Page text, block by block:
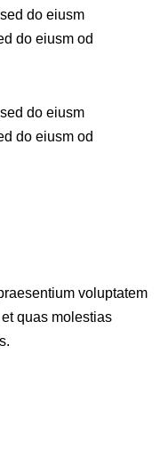
do eiusm
do eiusm od
do eiusm
do eiusm od
voluptatem
quas molestias